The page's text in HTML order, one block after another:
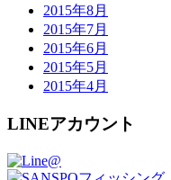
2015年8月
2015年7月
2015年6月
2015年5月
2015年4月
LINEアカウント